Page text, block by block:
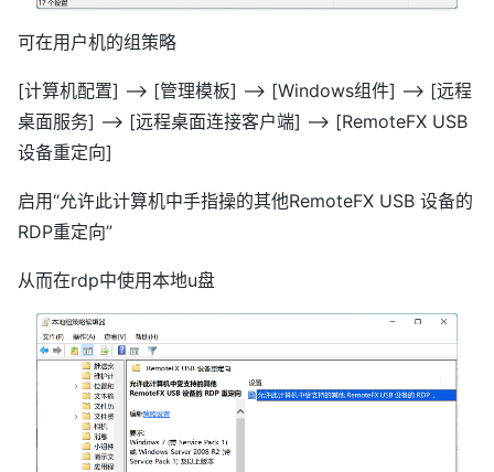
可在用户机的组策略
[计算机配置] --> [管理模板] --> [Windows组件] --> [远程
桌面服务] --> [远程桌面连接客户端] --> [RemoteFX USB
设备重定向]
启用“允许此计算机中手指操的其他RemoteFX USB 设备的
RDP重定向”
从而在rdp中使用本地u盘